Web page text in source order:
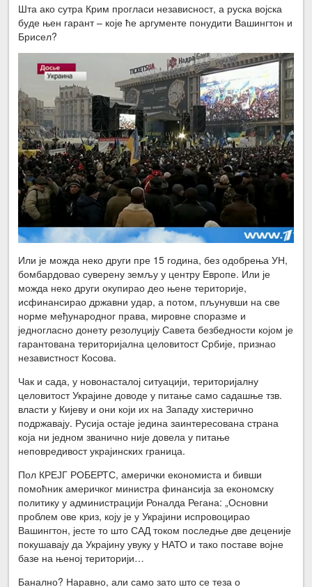
Шта ако сутра Крим прогласи независност, а руска војска
буде њен гарант – које ће аргументе понудити Вашингтон и
Брисел?
Или је можда неко други пре 15 година, без одобрења УН,
бомбардовао суверену земљу у центру Европе. Или је
можда неко други окупирао део њене територије,
исфинансирао државни удар, а потом, пљунувши на све
норме међународног права, мировне споразме и
једногласно донету резолуцију Савета безбедности којом је
гарантована територијална целовитост Србије, признао
независтност Косова.
Чак и сада, у новонасталој ситуацији, територијалну
целовитост Украјине доводе у питање само садашње тзв.
власти у Кијеву и они који их на Западу хистерично
подржавају. Русија остаје једина заинтересована страна
која ни једном званично није довела у питање
неповредивост украјинских граница.
Пол КРЕЈГ РОБЕРТС, амерички економиста и бивши
помоћник америчког министра финансија за економску
политику у администрацији Роналда Регана: „Основни
проблем ове криз, коју је у Украјини испровоцирао
Вашингтон, јесте то што САД током последње две деценије
покушавају да Украјину увуку у НАТО и тако поставе војне
базе на њеној територији…
Банално? Наравно, али само зато што се теза о